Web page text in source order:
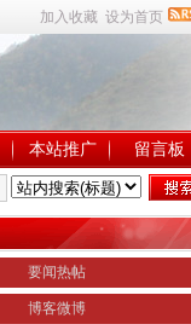
加入收藏 设为首页
本站推广 留言板
要闻热帖
博客微博